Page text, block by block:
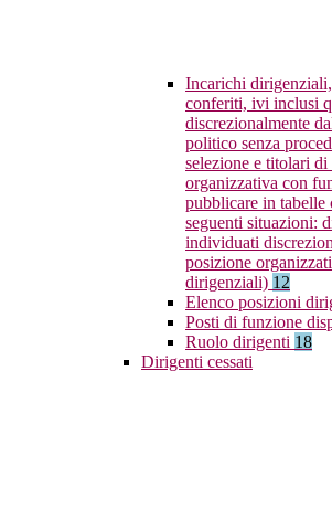
Incarichi
conferiti, ivi inclusi
discrezionalmente
politico senza
selezione e titolari di
organizzativa con
pubblicare in tabelle
seguenti situazioni:
individuati
posizione
dirigenziali) 12
Elenco posizioni
Posti di funzione
Ruolo dirigenti 18
Dirigenti cessati